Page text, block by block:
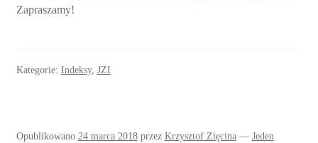
Zapraszamy!
Kategorie: Indeksy, JZI
Opublikowano 24 marca 2018 przez Krzysztof Zięcina — Jeden